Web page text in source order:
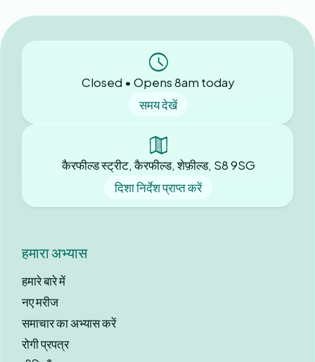
Closed • Opens 8am today
समय देखें
कैरफील्ड स्ट्रीट, कैरफील्ड, शेफ़ील्ड, S8 9SG
दिशा निर्देश प्राप्त करें
हमारा अभ्यास
हमारे बारे में
नए मरीज
समाचार का अभ्यास करें
रोगी प्रपत्र